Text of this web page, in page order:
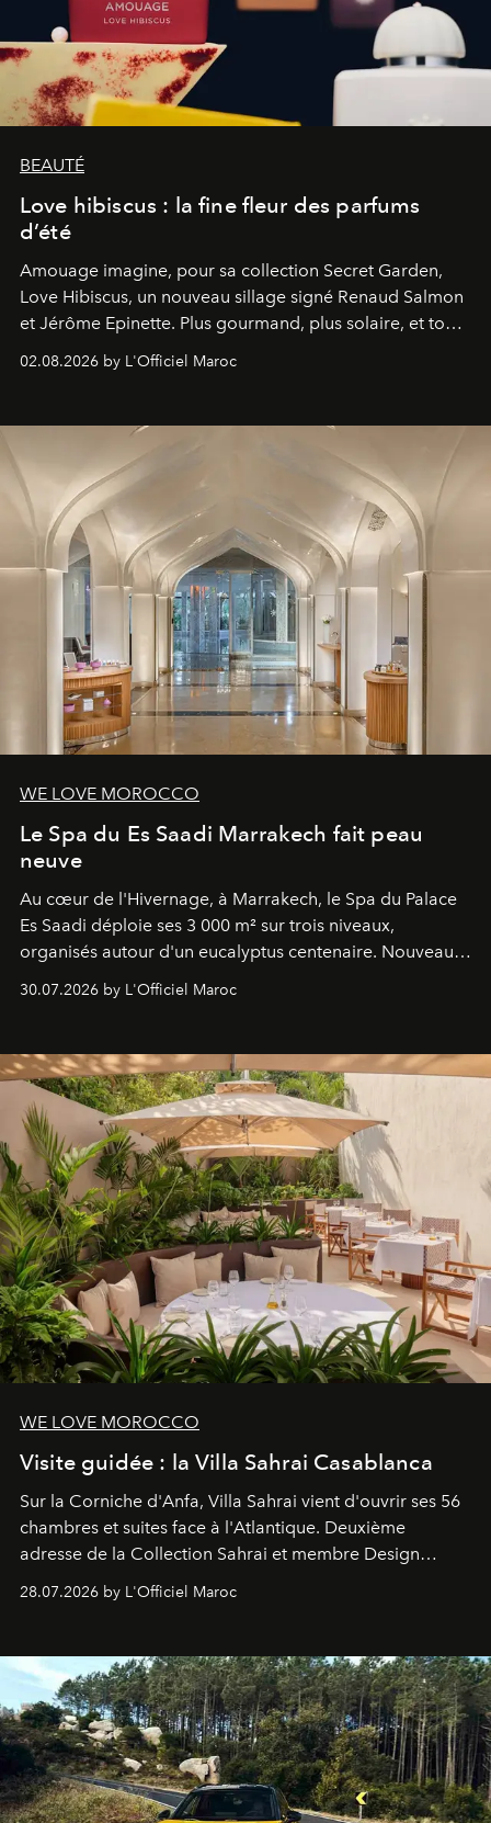
BEAUTÉ
Love hibiscus : la fine fleur des parfums
d’été
Amouage imagine, pour sa collection Secret Garden,
Love Hibiscus, un nouveau sillage signé Renaud Salmon
et Jérôme Epinette. Plus gourmand, plus solaire, et tout
à fait irrésistible.
02.08.2026 by L'Officiel Maroc
WE LOVE MOROCCO
Le Spa du Es Saadi Marrakech fait peau
neuve
Au cœur de l'Hivernage, à Marrakech, le Spa du Palace
Es Saadi déploie ses 3 000 m² sur trois niveaux,
organisés autour d'un eucalyptus centenaire. Nouveau
Lobby Bien-Être et Beauté, exclusivité mondiale en
neuro-cosmétique, parcours thermal et studio dédié au
entièreté, entre science des émotions et rituels
reposants.
30.07.2026 by L'Officiel Maroc
WE LOVE MOROCCO
Visite guidée : la Villa Sahrai Casablanca
Sur la Corniche d'Anfa, Villa Sahrai vient d'ouvrir ses 56
chambres et suites face à l'Atlantique. Deuxième
adresse de la Collection Sahrai et membre Design
Hotels, ce boutique-hôtel cinq étoiles signé Christophe
Pillet promet un lieu de vie complet. On y a déjeuné…
28.07.2026 by L'Officiel Maroc